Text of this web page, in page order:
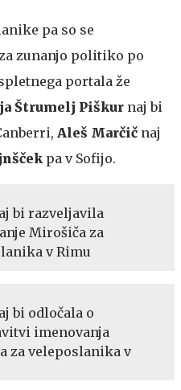
pa so se
zunanjo politiko po
portala že
Štrumelj Piškur naj bi
Aleš Marčič naj
pa v Sofijo.
bi razveljavila
Mirošiča za
v Rimu
bi odločala o
imenovanja
za veleposlanika v